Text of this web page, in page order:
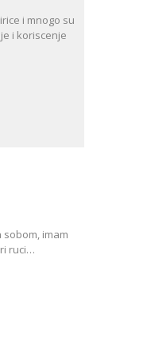
i mnogo su
i koriscenje
sobom, imam
ruci…